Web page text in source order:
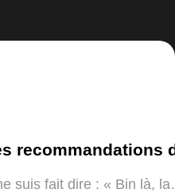
recommandations
suis fait dire : « Bin là,